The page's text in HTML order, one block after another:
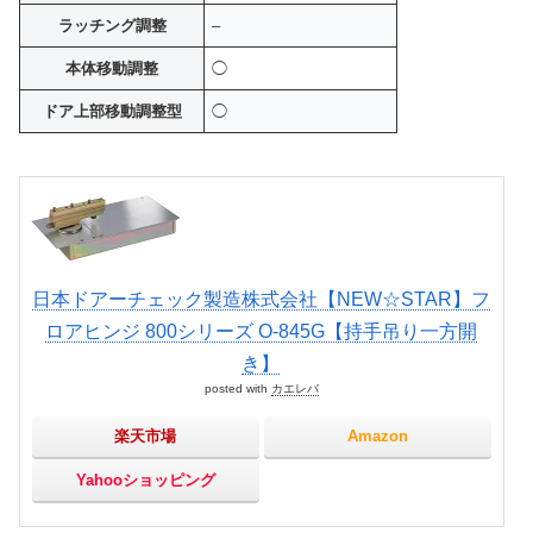
ラッチング調整 –
本体移動調整 ◯
ドア上部移動調整型 ◯
日本ドアーチェック製造株式会社【NEW☆STAR】フ
ロアヒンジ 800シリーズ O-845G【持手吊り一方開
き】
posted with カエレバ
楽天市場 Amazon
Yahooショッピング